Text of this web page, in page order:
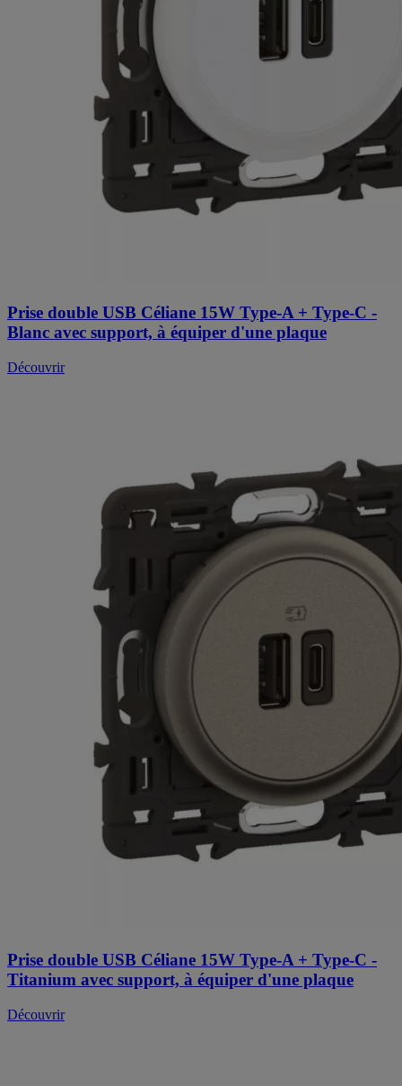
Prise double USB Céliane 15W Type-A + Type-C -
Blanc avec support, à équiper d'une plaque
Découvrir
Prise double USB Céliane 15W Type-A + Type-C -
Titanium avec support, à équiper d'une plaque
Découvrir